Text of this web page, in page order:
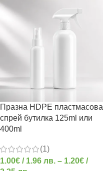
Празна HDPE пластмасова
спрей бутилка 125ml или
400ml
(1)
1.00€ / 1.96 лв. – 1.20€ /